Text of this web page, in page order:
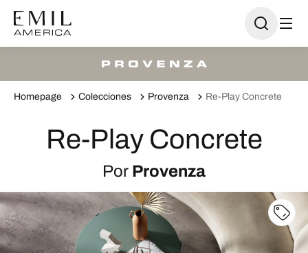
Homepage Colecciones Provenza Re-Play Concrete
Re-Play Concrete
Por Provenza